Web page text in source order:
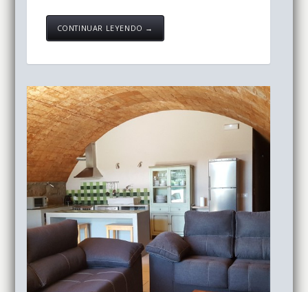
CONTINUAR LEYENDO →